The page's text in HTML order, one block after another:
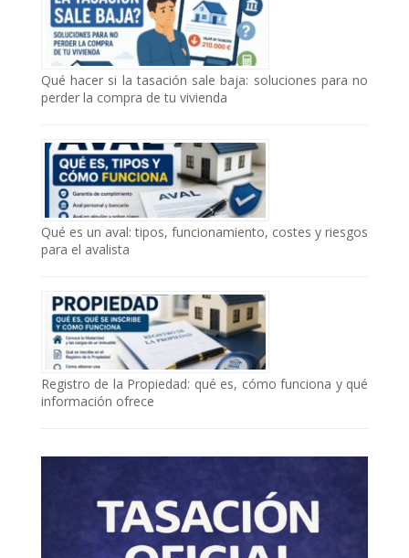
Qué hacer si la tasación sale baja: soluciones para no
perder la compra de tu vivienda
Qué es un aval: tipos, funcionamiento, costes y riesgos
para el avalista
Registro de la Propiedad: qué es, cómo funciona y qué
información ofrece